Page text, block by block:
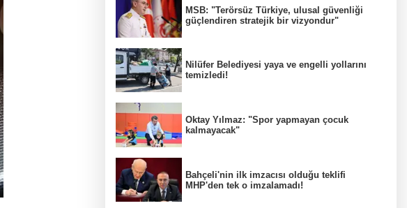
MSB: "Terörsüz Türkiye, ulusal güvenliği
güçlendiren stratejik bir vizyondur"
Nilüfer Belediyesi yaya ve engelli yollarını
temizledi!
Oktay Yılmaz: "Spor yapmayan çocuk
kalmayacak"
Bahçeli'nin ilk imzacısı olduğu teklifi
MHP'den tek o imzalamadı!